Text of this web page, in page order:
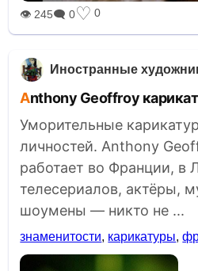
👁 245🗨 0♡ 0
Иностранные
Anthony Geoffroy
Уморительные
личностей. Anthony
работает во Франции, в
телесериалов, актёры,
шоумены — никто не ...
знаменитости, карикатуры,